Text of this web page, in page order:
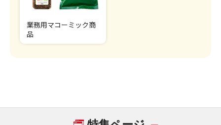
業務用マコーミック商
品